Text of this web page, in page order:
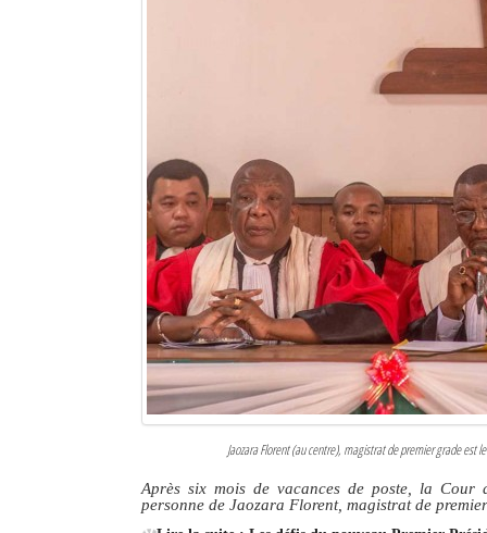
Jaozara Florent (au centre), magistrat de premier grade est
Après six mois de vacances de poste, la Cour
personne de Jaozara Florent, magistrat de